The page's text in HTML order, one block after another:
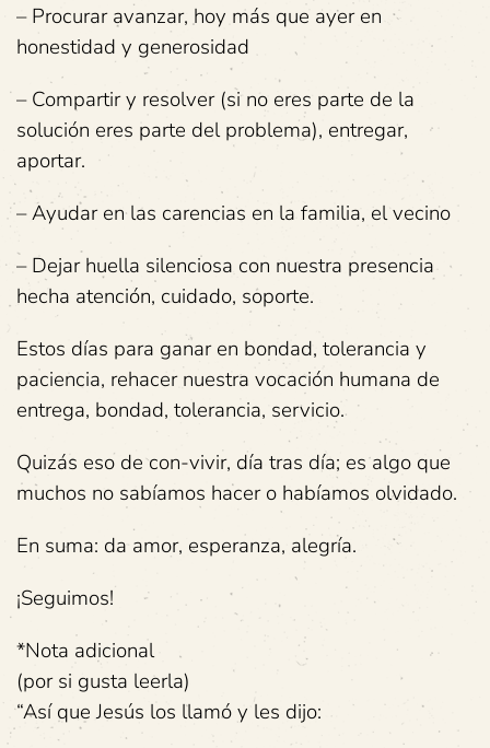
– Procurar avanzar, hoy más que ayer en
honestidad y generosidad
– Compartir y resolver (si no eres parte de la
solución eres parte del problema), entregar,
aportar.
– Ayudar en las carencias en la familia, el vecino
– Dejar huella silenciosa con nuestra presencia
hecha atención, cuidado, soporte.
Estos días para ganar en bondad, tolerancia y
paciencia, rehacer nuestra vocación humana de
entrega, bondad, tolerancia, servicio.
Quizás eso de con-vivir, día tras día; es algo que
muchos no sabíamos hacer o habíamos olvidado.
En suma: da amor, esperanza, alegría.
¡Seguimos!
*Nota adicional
(por si gusta leerla)
“Así que Jesús los llamó y les dijo: